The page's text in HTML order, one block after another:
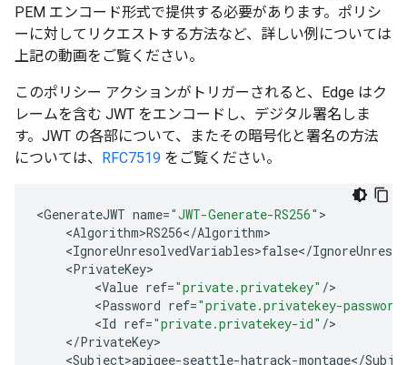
PEM エンコード形式で提供する必要があります。ポリシ
ーに対してリクエストする方法など、詳しい例については
上記の動画をご覧ください。
このポリシー アクションがトリガーされると、Edge はク
レームを含む JWT をエンコードし、デジタル署名しま
す。JWT の各部について、またその暗号化と署名の方法
については、 RFC7519 をご覧ください。
<GenerateJWT name="JWT-Generate-RS256"
<Algorithm>RS256</Algorithm
<IgnoreUnresolvedVariables>false</
<PrivateKey
<Value ref="private.privatekey" /
<Password ref="private.privatekey-
<Id ref="private.privatekey-id" /
</PrivateKey
<Subject>apigee-seattle-hatrack-montage</